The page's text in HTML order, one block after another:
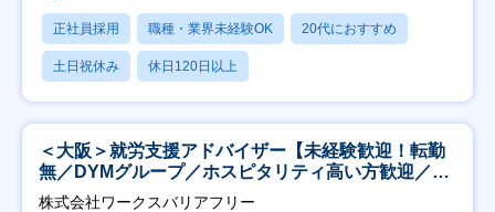
正社員採用 職種・業界未経験OK 20代におすすめ
土日祝休み 休日120日以上
＜大阪＞就労支援アドバイザー【未経験歓迎！転勤
無／DYMグループ／ホスピタリティ高い方歓迎／土
日祝】
株式会社ワークスバリアフリー